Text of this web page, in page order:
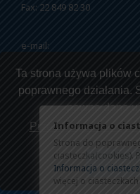
Ta strona używa plików
poprawnego działania.
pewne dane
Przeczytaj jak
Fax: 22 849 82 30
e-mail:
Copyright © 2026
Informacja o
Strona do
ciasteczka(cookies).
Informacja o
więcej o